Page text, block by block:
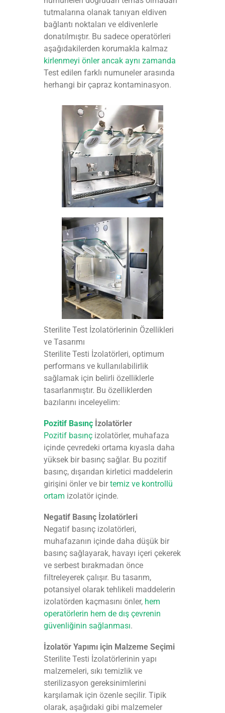
tutmalarına olanak tanıyan eldiven
bağlantı noktaları ve eldivenlerle
donatılmıştır. Bu sadece operatörleri
aşağıdakilerden korumakla kalmaz
kirlenmeyi önler ancak aynı zamanda
Test edilen farklı numuneler arasında
herhangi bir çapraz kontaminasyon.
Sterilite Test İzolatörlerinin Özellikleri
ve Tasarımı
Sterilite Testi İzolatörleri, optimum
performans ve kullanılabilirlik
sağlamak için belirli özelliklerle
tasarlanmıştır. Bu özelliklerden
bazılarını inceleyelim:
Pozitif Basınç İzolatörler
Pozitif basınç izolatörler, muhafaza
içinde çevredeki ortama kıyasla daha
yüksek bir basınç sağlar. Bu pozitif
basınç, dışarıdan kirletici maddelerin
girişini önler ve birtemiz ve kontrollü
ortam izolatör içinde.
Negatif Basınç İzolatörleri
Negatif basınç izolatörleri,
muhafazanın içinde daha düşük bir
basınç sağlayarak, havayı içeri çekerek
ve serbest bırakmadan önce
filtreleyerek çalışır. Bu tasarım,
potansiyel olarak tehlikeli maddelerin
izolatörden kaçmasını önler, hem
operatörlerin hem de dış çevrenin
güvenliğinin sağlanması.
İzolatör Yapımı için Malzeme Seçimi
Sterilite Testi İzolatörlerinin yapı
malzemeleri, sıkı temizlik ve
sterilizasyon gereksinimlerini
karşılamak için özenle seçilir. Tipik
olarak, aşağıdaki gibi malzemeler